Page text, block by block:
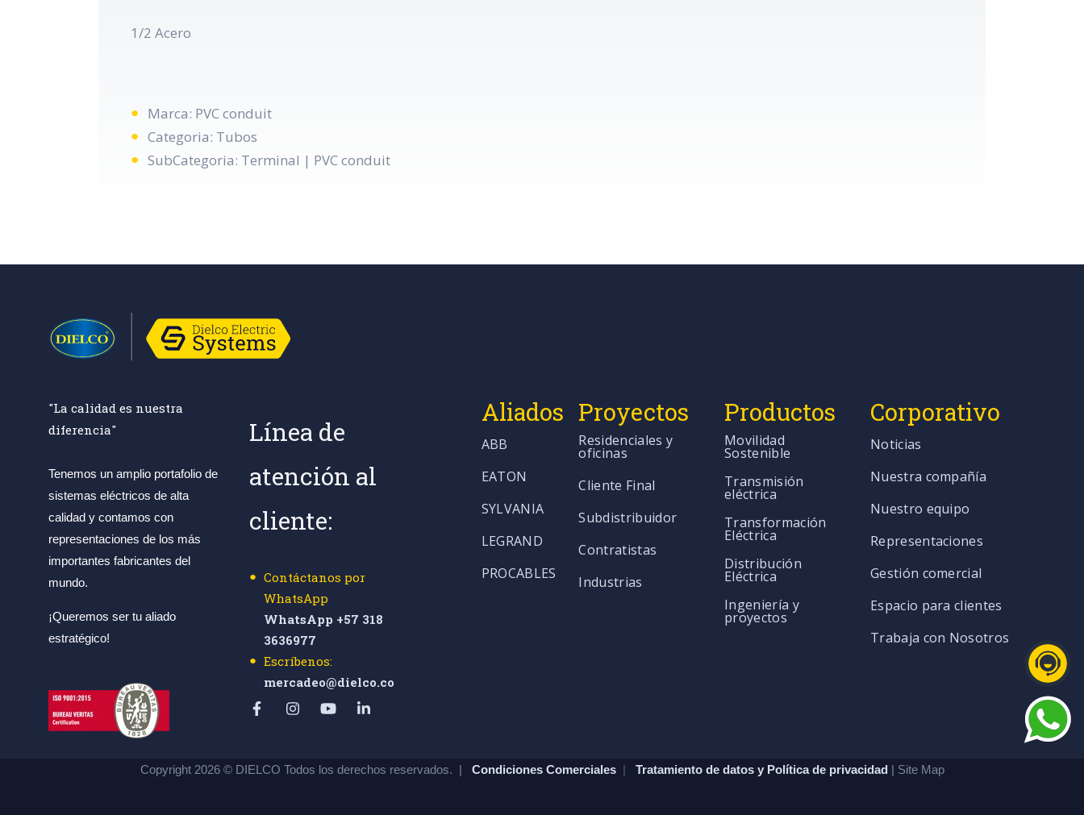
1/2 Acero
Marca: PVC conduit
Categoria: Tubos
SubCategoria: Terminal | PVC conduit
"La calidad es nuestra
diferencia"
Tenemos un amplio portafolio de
sistemas eléctricos de alta
calidad y contamos con
representaciones de los más
importantes fabricantes del
mundo.
¡Queremos ser tu aliado
estratégico!
Línea de
atención al
cliente:
Contáctanos por
WhatsApp
WhatsApp +57 318
3636977
Escríbenos:
mercadeo@dielco.co
Aliados
ABB
EATON
SYLVANIA
LEGRAND
PROCABLES
Proyectos
Residenciales y
oficinas
Cliente Final
Subdistribuidor
Contratistas
Industrias
Productos
Movilidad
Sostenible
Transmisión
eléctrica
Transformación
Eléctrica
Distribución
Eléctrica
Ingeniería y
proyectos
Corporativo
Noticias
Nuestra compañía
Nuestro equipo
Representaciones
Gestión comercial
Espacio para clientes
Trabaja con Nosotros
Copyright 2026 © DIELCO Todos los derechos reservados. | Condiciones Comerciales| Tratamiento de datos y Política de privacidad | Site Map